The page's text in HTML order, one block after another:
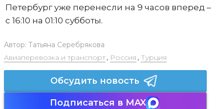
Петербург уже перенесли на 9 часов вперед –
с 16:10 на 01:10 субботы.
Автор: Татьяна Серебрякова
Авиаперевозка и транспорт, Россия , Турция
Обсудить новость
Подписаться в MAX